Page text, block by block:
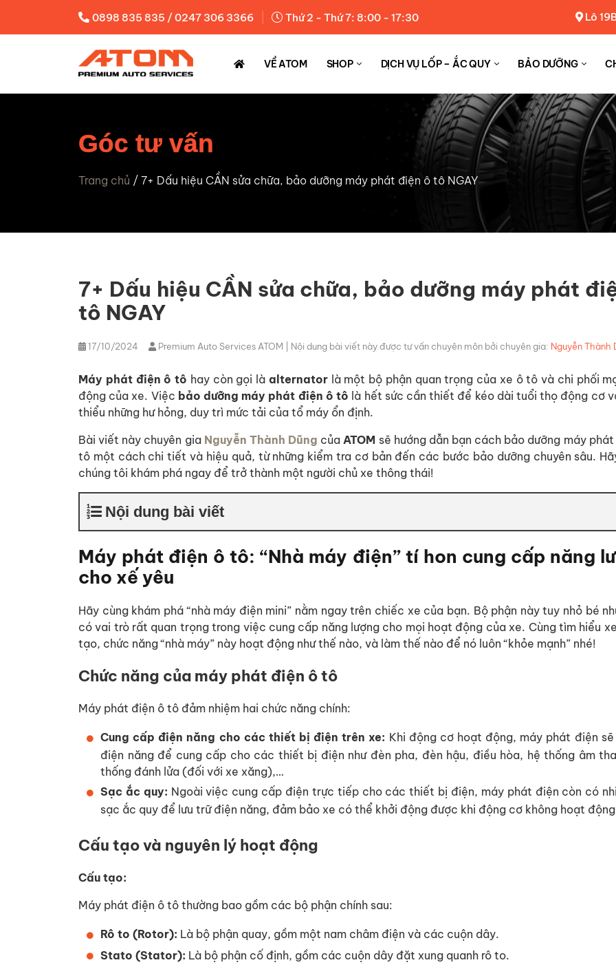
0898 835 835 / 0247 306 3366 Thứ 2 - Thứ 7: 8:00 - 17:30 Lô
VỀ ATOM SHOP DỊCH VỤ LỐP – ẮC QUY BẢO DƯỠNG
Góc tư vấn
Trang chủ / 7+ Dấu hiệu CẦN sửa chữa, bảo dưỡng máy phát điện ô tô NGAY
7+ Dấu hiệu CẦN sửa chữa, bảo dưỡng máy phát
tô NGAY
17/10/2024 Premium Auto Services ATOM | Nội dung bài viết này được tư vấn chuyên môn bởi chuyên gia: Nguyễn Thành
Máy phát điện ô tô hay còn gọi là alternatorlà một bộ phận quan trọng của xe ô tô và chi phối
động của xe. Việc bảo dưỡng máy phát điện ô tô là hết sức cần thiết để kéo dài tuổi thọ động cơ
thiểu những hư hỏng, duy trì mức tải của tổ máy ổn định.
Bài viết này chuyên gia Nguyễn Thành Dũng củaATOM sẽ hướng dẫn bạn cách bảo dưỡng máy
tô một cách chi tiết và hiệu quả, từ những kiểm tra cơ bản đến các bước bảo dưỡng chuyên sâu.
chúng tôi khám phá ngay để trở thành một người chủ xe thông thái!
Nội dung bài viết
Máy phát điện ô tô: “Nhà máy điện” tí hon cung cấp năng
cho xế yêu
Hãy cùng khám phá “nhà máy điện mini” nằm ngay trên chiếc xe của bạn. Bộ phận này tuy nhỏ bé
có vai trò rất quan trọng trong việc cung cấp năng lượng cho mọi hoạt động của xe. Cùng tìm hiểu
tạo, chức năng “nhà máy” này hoạt động như thế nào, và làm thế nào để nó luôn “khỏe mạnh” nhé!
Chức năng của máy phát điện ô tô
Máy phát điện ô tô đảm nhiệm hai chức năng chính:
Cung cấp điện năng cho các thiết bị điện trên xe: Khi động cơ hoạt động, máy phát điện
điện năng để cung cấp cho các thiết bị điện như đèn pha, đèn hậu, điều hòa, hệ thống âm
thống đánh lửa (đối với xe xăng),…
Sạc ắc quy: Ngoài việc cung cấp điện trực tiếp cho các thiết bị điện, máy phát điện còn có
sạc ắc quy để lưu trữ điện năng, đảm bảo xe có thể khởi động được khi động cơ không hoạt
Cấu tạo và nguyên lý hoạt động
Cấu tạo:
Máy phát điện ô tô thường bao gồm các bộ phận chính sau:
Rô to (Rotor): Là bộ phận quay, gồm một nam châm điện và các cuộn dây.
Stato (Stator): Là bộ phận cố định, gồm các cuộn dây đặt xung quanh rô to.